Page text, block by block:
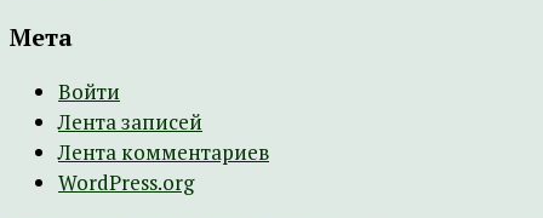
Мета
Войти
Лента записей
Лента комментариев
WordPress.org